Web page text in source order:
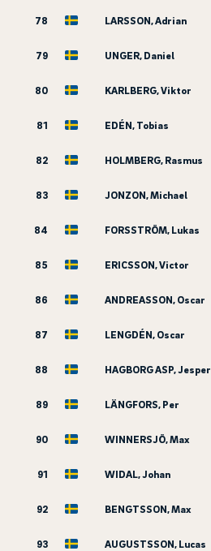
78 LARSSON, Adrian
79 UNGER, Daniel
80 KARLBERG, Viktor
81 EDÉN, Tobias
82 HOLMBERG, Rasmus
83 JONZON, Michael
84 FORSSTRÖM, Lukas
85 ERICSSON, Victor
86 ANDREASSON, Oscar
87 LENGDÉN, Oscar
88 HAGBORG ASP, Jesper
89 LÄNGFORS, Per
90 WINNERSJÖ, Max
91 WIDAL, Johan
92 BENGTSSON, Max
93 AUGUSTSSON, Lucas